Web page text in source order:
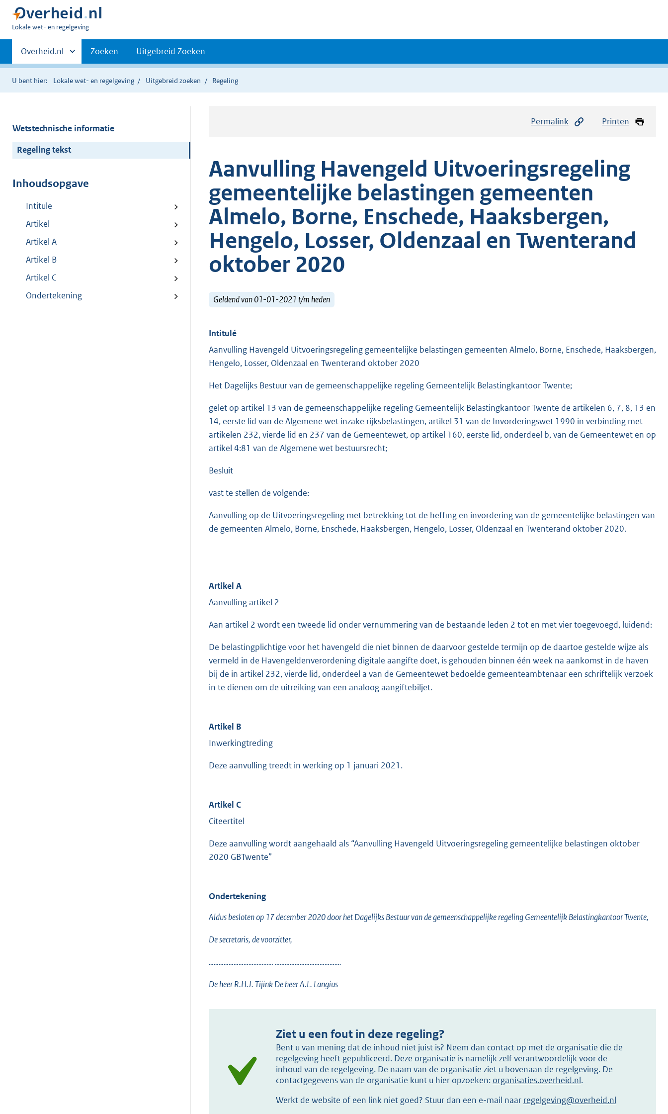
U
hier:
Lokale wet- en regelgeving
Primaire
navigatie
Andere
sites
binnen
Overheid.nl Zoeken Uitgebreid Zoeken
U bent hier: Lokale wet- en regelgeving Uitgebreid zoeken Regeling
Wetstechnische informatie
Regeling tekst
Inhoudsopgave
Intitule
Artikel
Artikel A
Artikel B
Artikel C
Ondertekening
Permalink Printen
Aanvulling Havengeld Uitvoeringsregeling
gemeentelijke belastingen gemeenten
Almelo, Borne, Enschede, Haaksbergen,
Hengelo, Losser, Oldenzaal en Twenterand
oktober 2020
Geldend van 01-01-2021 t/m heden
Intitulé
Aanvulling Havengeld Uitvoeringsregeling gemeentelijke belastingen gemeenten Almelo, Borne, Enschede, Haaksbergen,
Hengelo, Losser, Oldenzaal en Twenterand oktober 2020
Het Dagelijks Bestuur van de gemeenschappelijke regeling Gemeentelijk Belastingkantoor Twente;
gelet op artikel 13 van de gemeenschappelijke regeling Gemeentelijk Belastingkantoor Twente de artikelen 6, 7, 8, 13 en
14, eerste lid van de Algemene wet inzake rijksbelastingen, artikel 31 van de Invorderingswet 1990 in verbinding met
artikelen 232, vierde lid en 237 van de Gemeentewet, op artikel 160, eerste lid, onderdeel b, van de Gemeentewet en op
artikel 4:81 van de Algemene wet bestuursrecht;
Besluit
vast te stellen de volgende:
Aanvulling op de Uitvoeringsregeling met betrekking tot de heffing en invordering van de gemeentelijke belastingen van
de gemeenten Almelo, Borne, Enschede, Haaksbergen, Hengelo, Losser, Oldenzaal en Twenterand oktober 2020.
Artikel A
Aanvulling artikel 2
Aan artikel 2 wordt een tweede lid onder vernummering van de bestaande leden 2 tot en met vier toegevoegd, luidend:
De belastingplichtige voor het havengeld die niet binnen de daarvoor gestelde termijn op de daartoe gestelde wijze als
vermeld in de Havengeldenverordening digitale aangifte doet, is gehouden binnen één week na aankomst in de haven
bij de in artikel 232, vierde lid, onderdeel a van de Gemeentewet bedoelde gemeenteambtenaar een schriftelijk verzoek
in te dienen om de uitreiking van een analoog aangiftebiljet.
Artikel B
Inwerkingtreding
Deze aanvulling treedt in werking op 1 januari 2021.
Artikel C
Citeertitel
Deze aanvulling wordt aangehaald als “Aanvulling Havengeld Uitvoeringsregeling gemeentelijke belastingen oktober
2020 GBTwente”
Ondertekening
Aldus besloten op 17 december 2020 door het Dagelijks Bestuur van de gemeenschappelijke regeling Gemeentelijk Belastingkantoor Twente,
De secretaris, de voorzitter,
………………………………… ………………………………….
De heer R.H.J. Tijink De heer A.L. Langius
Ziet u een fout in deze regeling?
Bent u van mening dat de inhoud niet juist is? Neem dan contact op met de organisatie die de
regelgeving heeft gepubliceerd. Deze organisatie is namelijk zelf verantwoordelijk voor de
inhoud van de regelgeving. De naam van de organisatie ziet u bovenaan de regelgeving. De
contactgegevens van de organisatie kunt u hier opzoeken: organisaties.overheid.nl.
Werkt de website of een link niet goed? Stuur dan een e-mail naar regelgeving@overheid.nl